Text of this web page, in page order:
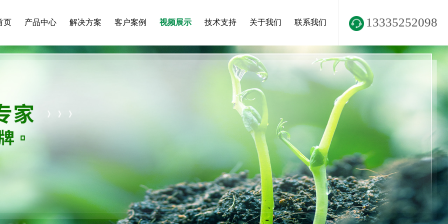
13335252098
页 产品中心 解决方案 客户案例 视频展示 技术支持 关于我们 联系我们